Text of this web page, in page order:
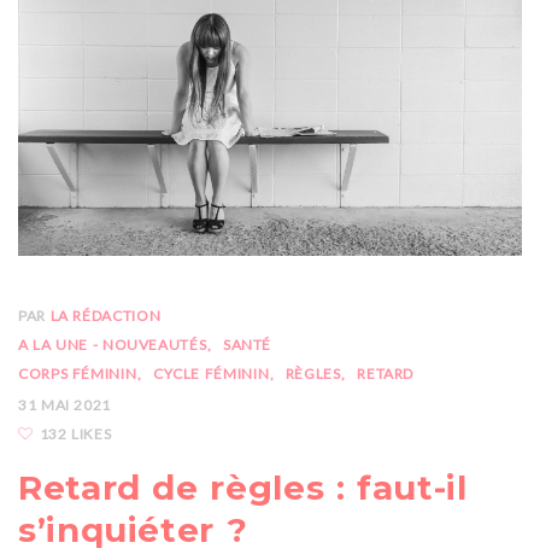
PAR LA RÉDACTION
A LA UNE - NOUVEAUTÉS
SANTÉ
CORPS FÉMININ
CYCLE FÉMININ RÈGLES
RETARD
31 MAI 2021
132 LIKES
Retard de règles : faut-il
s’inquiéter ?